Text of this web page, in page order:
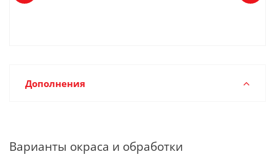
Дополнения
Варианты окраса и обработки